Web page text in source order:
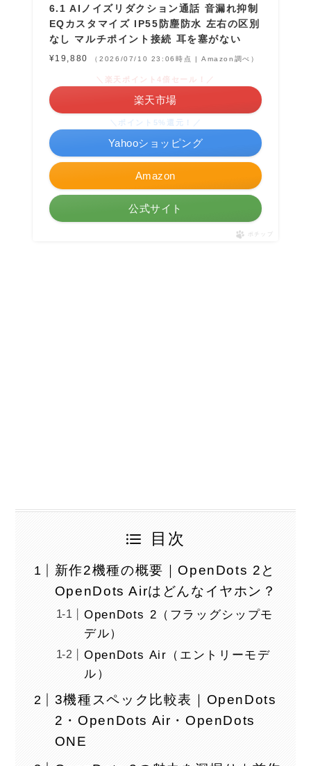
6.1 AIノイズリダクション通話 音漏れ抑制
EQカスタマイズ IP55防塵防水 左右の区別
なし マルチポイント接続 耳を塞がない
¥19,880 （2026/07/10 23:06時点 | Amazon調べ）
Amazon
＼楽天ポイント4倍セール！／
楽天市場
＼ポイント5%還元！／
Yahooショッピング
公式サイト
ポチップ
目次
新作2機種の概要｜OpenDots 2と
OpenDots Airはどんなイヤホン？
OpenDots 2（フラッグシップモ
デル）
OpenDots Air（エントリーモデ
ル）
3機種スペック比較表｜OpenDots
2・OpenDots Air・OpenDots
ONE